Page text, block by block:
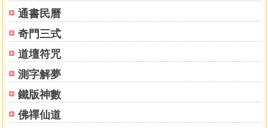
通書民曆
奇門三式
道壇符咒
測字解夢
鐵版神數
佛禪仙道
過程的每個階段，都有不同的責任、使命和意義，這當中，
有學習，有成長，有付出，有享受，有歡樂，有悲苦，個中
滋味，五味雜陳，難以用言語道盡，而人的成敗興衰，皆各
不同，自有數理，自有宿命，然天數所定，人力真無法挽回
焉？實不然也；否則，愚公移山，至誠何來，山雖或不能
移，然其心意已盡，其精神吾人若能效法，哪有不能以誠感
動天地鬼神的。故「事在人為」，「成功在我」之信念實有
其意涵也。所以，人的幸福跟快樂，雖或有宿命，也須靠自
己的努力才有可能獲得。